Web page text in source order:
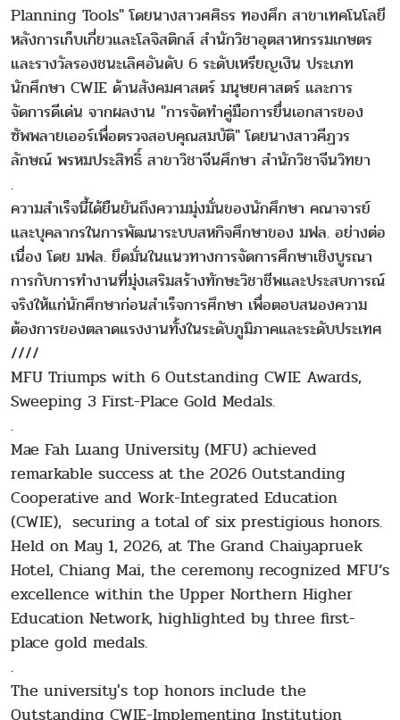
Planning Tools" โดยนางสาวศศิธร ทองศึก สาขาเทคโนโลยี
หลังการเก็บเกี่ยวและโลจิสติกส์ สำนักวิชาอุตสาหกรรมเกษตร
และรางวัลรองชนะเลิศอันดับ 6 ระดับเหรียญเงิน ประเภท
นักศึกษา CWIE ด้านสังคมศาสตร์ มนุษยศาสตร์ และการ
จัดการดีเด่น จากผลงาน "การจัดทำคู่มือการยื่นเอกสารของ
ซัพพลายเออร์เพื่อตรวจสอบคุณสมบัติ" โดยนางสาวคีฏวร
ลักษณ์ พรหมประสิทธิ์ สาขาวิชาจีนศึกษา สำนักวิชาจีนวิทยา
.
ความสำเร็จนี้ได้ยืนยันถึงความมุ่งมั่นของนักศึกษา คณาจารย์
และบุคลากรในการพัฒนาระบบสหกิจศึกษาของ มฟล. อย่างต่อ
เนื่อง โดย มฟล. ยึดมั่นในแนวทางการจัดการศึกษาเชิงบูรณา
การกับการทำงานที่มุ่งเสริมสร้างทักษะวิชาชีพและประสบการณ์
จริงให้แก่นักศึกษาก่อนสำเร็จการศึกษา เพื่อตอบสนองความ
ต้องการของตลาดแรงงานทั้งในระดับภูมิภาคและระดับประเทศ
////
MFU Triumps with 6 Outstanding CWIE Awards,
Sweeping 3 First-Place Gold Medals.
.
Mae Fah Luang University (MFU) achieved
remarkable success at the 2026 Outstanding
Cooperative and Work-Integrated Education
(CWIE), securing a total of six prestigious honors.
Held on May 1, 2026, at The Grand Chaiyapruek
Hotel, Chiang Mai, the ceremony recognized MFU’s
excellence within the Upper Northern Higher
Education Network, highlighted by three first-
place gold medals.
.
The university's top honors include the
Outstanding CWIE-Implementing Institution